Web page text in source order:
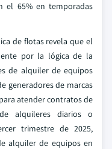
el 65% en temporadas
de flotas revela que el
por la lógica de la
de alquiler de equipos
generadores de marcas
atender contratos de
alquileres diarios o
trimestre de 2025,
alquiler de equipos en